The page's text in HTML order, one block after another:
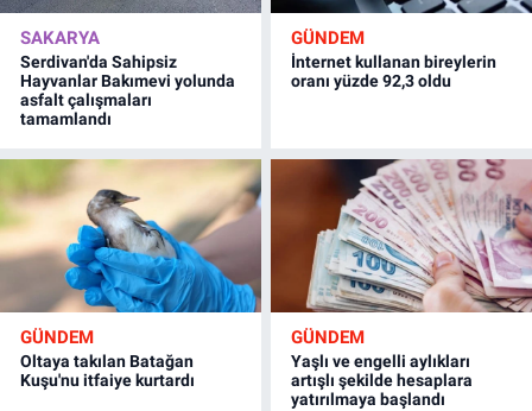
SAKARYA
Serdivan'da Sahipsiz
Hayvanlar Bakımevi yolunda
asfalt çalışmaları
tamamlandı
GÜNDEM
İnternet kullanan bireylerin
oranı yüzde 92,3 oldu
GÜNDEM
Oltaya takılan Batağan
Kuşu'nu itfaiye kurtardı
GÜNDEM
Yaşlı ve engelli aylıkları
artışlı şekilde hesaplara
yatırılmaya başlandı